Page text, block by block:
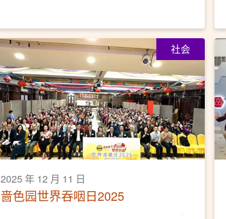
社会
2025 年 12 月 11 日
啬色园世界吞咽日2025